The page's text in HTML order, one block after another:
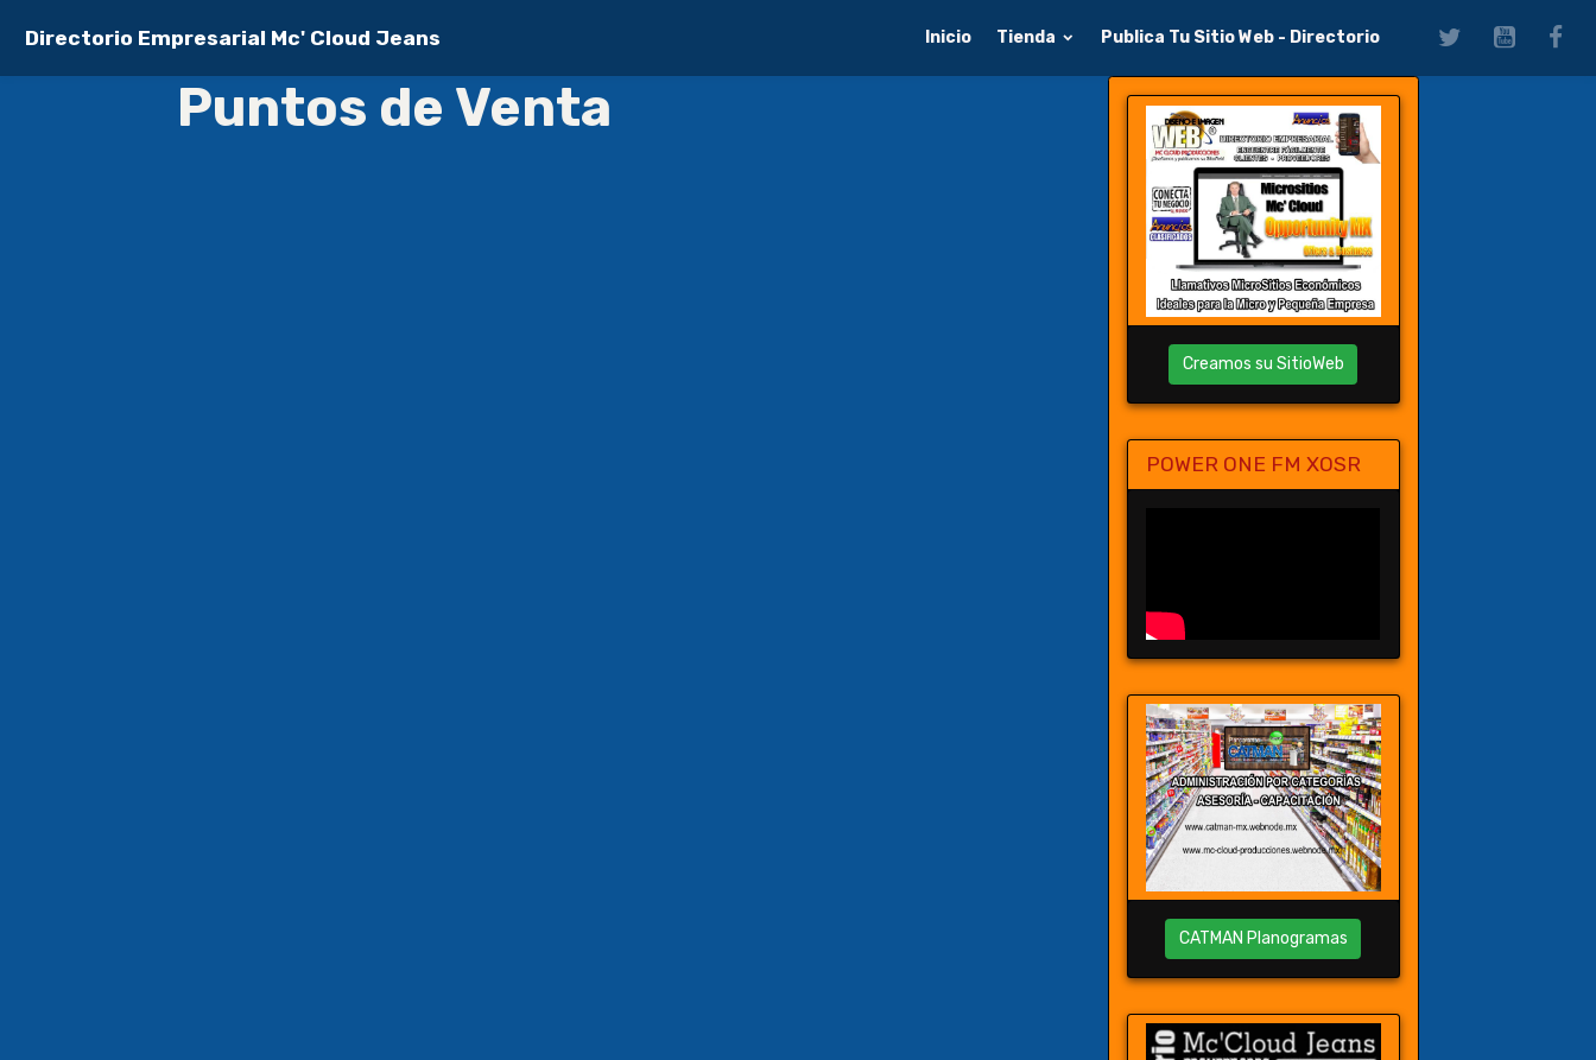
Directorio Empresarial Mc' Cloud Jeans Inicio Tienda Publica Tu Sitio Web - Directorio
Puntos de Venta
Creamos su SitioWeb
POWER ONE FM XOSR
CATMAN Planogramas